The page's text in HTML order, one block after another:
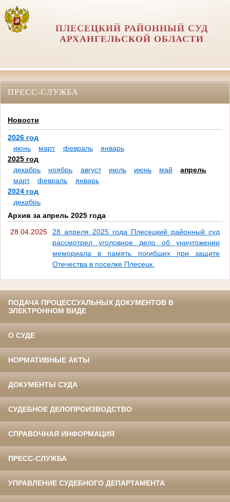
ПЛЕСЕЦКИЙ РАЙОННЫЙ СУД
АРХАНГЕЛЬСКОЙ ОБЛАСТИ
ПРЕСС-СЛУЖБА
Новости
2026 год
июнь
март февраль
январь
2025 год
декабрь
ноябрь август июль июнь май
апрель
март
февраль
январь
2024 год
декабрь
Архив за апрель 2025 года
28.04.2025
28 апреля 2025 года Плесецкий районный суд
рассмотрел уголовное дело об уничтожении
мемориала в память погибших при защите
Отечества в поселке Плесецк.
ПОДАЧА ПРОЦЕССУАЛЬНЫХ ДОКУМЕНТОВ В
ЭЛЕКТРОННОМ ВИДЕ
О СУДЕ
НОРМАТИВНЫЕ АКТЫ
ДОКУМЕНТЫ СУДА
СУДЕБНОЕ ДЕЛОПРОИЗВОДСТВО
СПРАВОЧНАЯ ИНФОРМАЦИЯ
ПРЕСС-СЛУЖБА
УПРАВЛЕНИЕ СУДЕБНОГО ДЕПАРТАМЕНТА